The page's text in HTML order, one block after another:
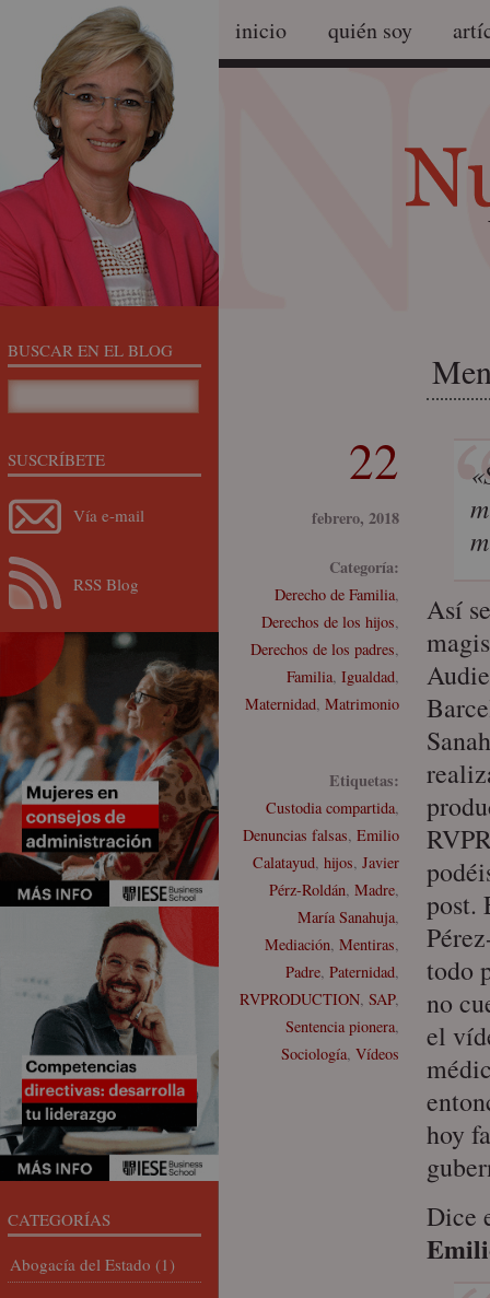
inicio quién soy
22
febrero, 2018
Categoría:
Derecho de Familia,
Derechos de los hijos,
Derechos de los padres,
Familia, Igualdad,
Maternidad, Matrimonio
Etiquetas:
Custodia compartida,
Denuncias falsas, Emilio
Calatayud, hijos, Javier
Pérz-Roldán, Madre,
María Sanahuja,
Mediación, Mentiras,
Padre, Paternidad,
RVPRODUCTION, SAP,
Sentencia pionera,
Sociología, Vídeos
Así
post.
todo
no
el
hoy
Dice
BUSCAR EN EL BLOG
SUSCRÍBETE
Vía e-mail
RSS Blog
CATEGORÍAS
Abogacía del Estado (1)